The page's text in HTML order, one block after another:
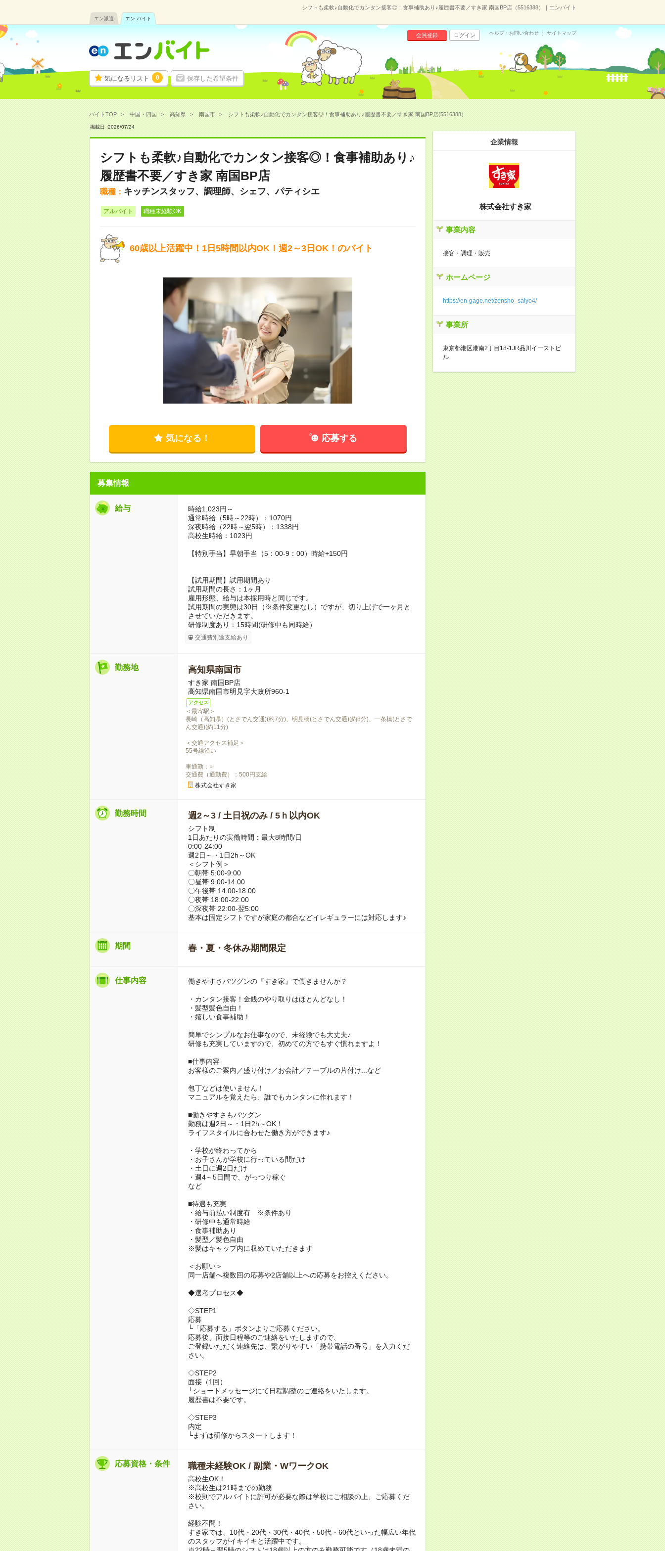
シフトも柔軟♪自動化でカンタン接客◎！食事補助あり♪履歴書不要／すき家 南国BP店（5516388）｜エンバイト
エン派遣 エン バイト
気になるリスト 0 保存した希望条件
会員登録 ログイン ヘルプ・お問い合わせ サイトマップ
バイトTOP 中国・四国 高知県 南国市 シフトも柔軟♪自動化でカンタン接客◎！食事補助あり♪履歴書不要／すき家 南国BP店(5516388）
掲載日 :2026/07/24
シフトも柔軟♪自動化でカンタン接客◎！食事補助あり♪
履歴書不要／すき家 南国BP店
職種： キッチンスタッフ、調理師、シェフ、パティシエ
アルバイト 職種未経験OK
60歳以上活躍中！1日5時間以内OK！週2～3日OK！のバイト
気になる！ 応募する
募集情報
給与
時給1,023円～
通常時給（5時～22時）：1070円
深夜時給（22時～翌5時）：1338円
高校生時給：1023円
【特別手当】早朝手当（5：00-9：00）時給+150円
【試用期間】試用期間あり
試用期間の長さ：1ヶ月
雇用形態、給与は本採用時と同じです。
試用期間の実態は30日（※条件変更なし）ですが、切り上げで一ヶ月と
させていただきます。
研修制度あり：15時間(研修中も同時給）
交通費別途支給あり
勤務地 高知県南国市
すき家 南国BP店
高知県南国市明見字大政所960-1
アクセス
＜最寄駅＞
長崎（高知県）(とさでん交通)(約7分)、明見橋(とさでん交通)(約8分)、一条橋(とさで
ん交通)(約11分)
＜交通アクセス補足＞
55号線沿い
車通勤：○
交通費（通勤費）：500円支給
株式会社すき家
勤務時間 週2～3 / 土日祝のみ / 5ｈ以内OK
シフト制
1日あたりの実働時間：最大8時間/日
0:00-24:00
週2日～・1日2h～OK
＜シフト例＞
〇朝帯 5:00-9:00
〇昼帯 9:00-14:00
〇午後帯 14:00-18:00
〇夜帯 18:00-22:00
〇深夜帯 22:00-翌5:00
基本は固定シフトですが家庭の都合などイレギュラーには対応します♪
期間 春・夏・冬休み期間限定
仕事内容 働きやすさバツグンの『すき家』で働きませんか？
・カンタン接客！金銭のやり取りはほとんどなし！
・髪型髪色自由！
・嬉しい食事補助！
簡単でシンプルなお仕事なので、未経験でも大丈夫♪
研修も充実していますので、初めての方でもすぐ慣れますよ！
■仕事内容
お客様のご案内／盛り付け／お会計／テーブルの片付け...など
包丁などは使いません！
マニュアルを覚えたら、誰でもカンタンに作れます！
■働きやすさもバツグン
勤務は週2日～・1日2h～OK！
ライフスタイルに合わせた働き方ができます♪
・学校が終わってから
・お子さんが学校に行っている間だけ
・土日に週2日だけ
・週4～5日間で、がっつり稼ぐ
など
■待遇も充実
・給与前払い制度有 ※条件あり
・研修中も通常時給
・食事補助あり
・髪型／髪色自由
※髪はキャップ内に収めていただきます
＜お願い＞
同一店舗へ複数回の応募や2店舗以上への応募をお控えください。
◆選考プロセス◆
◇STEP1
応募
└「応募する」ボタンよりご応募ください。
応募後、面接日程等のご連絡をいたしますので、
ご登録いただく連絡先は、繋がりやすい「携帯電話の番号」を入力くだ
さい。
◇STEP2
面接（1回）
└ショートメッセージにて日程調整のご連絡をいたします。
履歴書は不要です。
◇STEP3
内定
└まずは研修からスタートします！
応募資格・条件 職種未経験OK / 副業・WワークOK
高校生OK！
※高校生は21時までの勤務
※校則でアルバイトに許可が必要な際は学校にご相談の上、ご応募くだ
さい。
経験不問！
すき家では、10代・20代・30代・40代・50代・60代といった幅広い年代
のスタッフがイキイキと活躍中です。
企業情報
株式会社すき家
事業内容
接客・調理・販売
ホームページ
https://en-gage.net/zensho_saiyo4/
事業所
東京都港区港南2丁目18-1JR品川イーストビ
ル